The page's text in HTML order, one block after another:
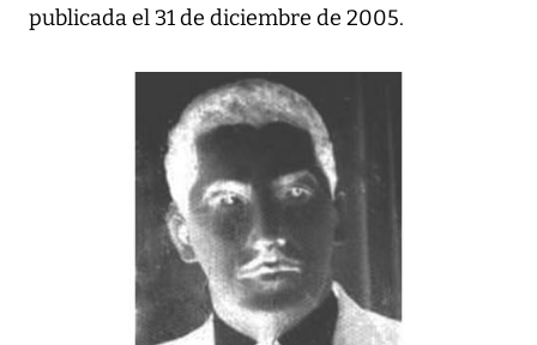
publicada el 31 de diciembre de 2005.